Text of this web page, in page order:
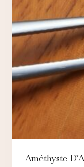
Améthyste